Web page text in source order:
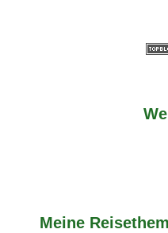
Meine